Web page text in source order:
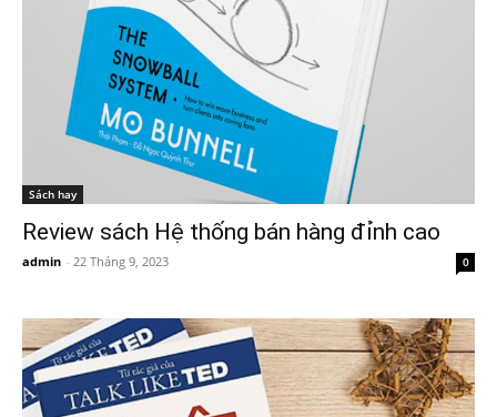
Sách hay
Review sách Hệ thống bán hàng đỉnh cao
admin - 22 Tháng 9, 2023 0